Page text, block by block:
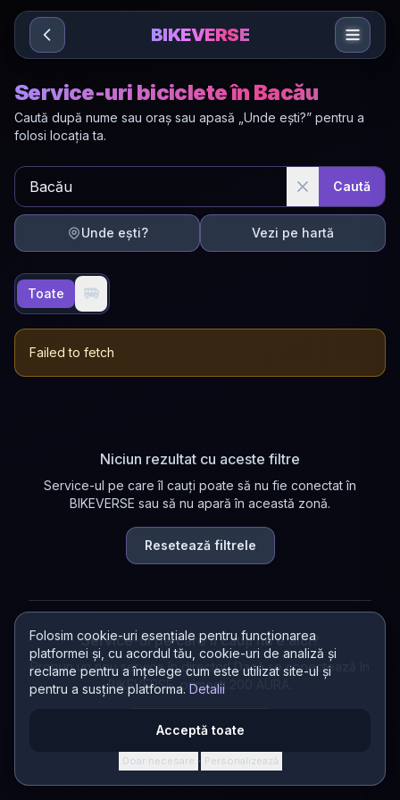
Sari la conținut
Folosim cookie-uri esențiale pentru funcționarea
platformei și, cu acordul tău, cookie-uri de analiză și
reclame pentru a înțelege cum este utilizat site-ul și
pentru a susține platforma. Detalii
Acceptă toate
Doar necesare · Personalizează
BIKEVERSE
Service-uri biciclete în Bacău
Caută după nume sau oraș sau apasă „Unde ești?” pentru a
folosi locația ta.
Caută
Unde ești? Vezi pe hartă
Toate 🚐
Failed to fetch
Niciun rezultat cu aceste filtre
Service-ul pe care îl cauți poate să nu fie conectat în
BIKEVERSE sau să nu apară în această zonă.
Resetează filtrele
Service-ul pe care îl cauți nu e aici?
Propun un nou service în director! Dacă se conectează în
BIKEVERSE, primești 200 AURA.
Propun un service